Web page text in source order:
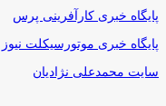
پایگاه خبری کارآفرینی پرس
پایگاه خبری موتورسیکلت نیوز
سایت محمدعلی نژادیان